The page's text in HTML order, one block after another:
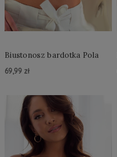
Biustonosz bardotka Pola
69,99 zł
Do Koszyka »